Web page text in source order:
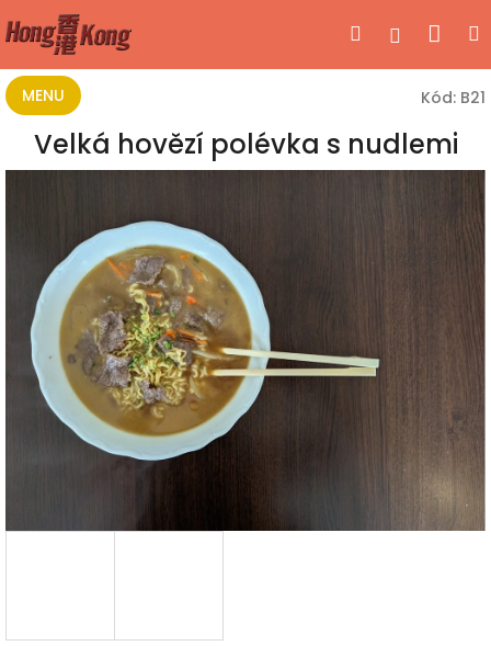
na
obsah
Hledat
MENU Kód: B21
Velká hovězí polévka s nudlemi